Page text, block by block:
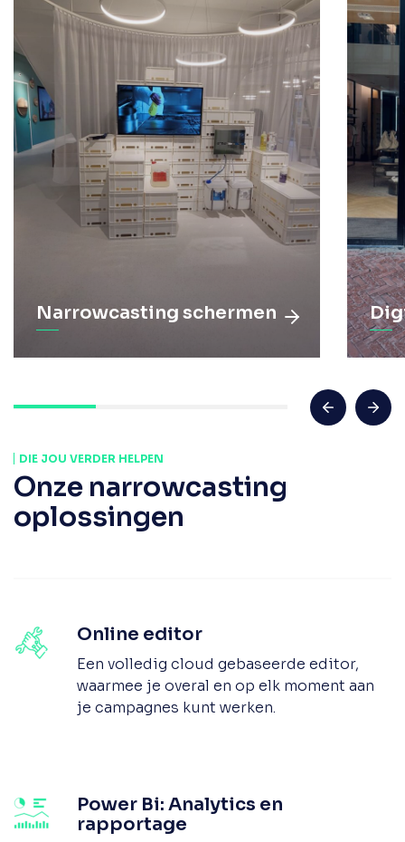
Narrowcasting schermen
DIE JOU VERDER HELPEN
Onze narrowcasting
oplossingen
Online editor
Een volledig cloud gebaseerde editor,
waarmee je overal en op elk moment aan
je campagnes kunt werken.
Power Bi: Analytics en
rapportage